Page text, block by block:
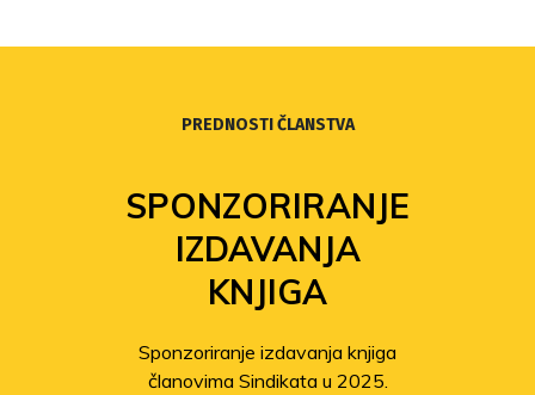
PREDNOSTI ČLANSTVA
SPONZORIRANJE
IZDAVANJA
KNJIGA
Sponzoriranje izdavanja knjiga
članovima Sindikata u 2025.